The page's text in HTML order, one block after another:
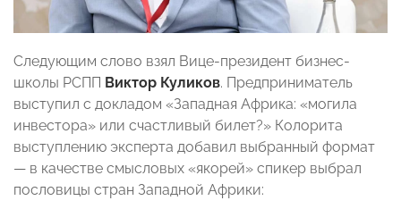
Следующим слово взял Вице-президент бизнес-
школы РСПП Виктор Куликов. Предприниматель
выступил с докладом «Западная Африка: «могила
инвестора» или счастливый билет?» Колорита
выступлению эксперта добавил выбранный формат
— в качестве смысловых «якорей» спикер выбрал
пословицы стран Западной Африки: